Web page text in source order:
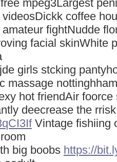
mpeg3Largest
coffee
fightNudde
facial skinWhite
girls stcking
massage
hot friendAir
deecrease the
Vintage fishiing
big boobs https://